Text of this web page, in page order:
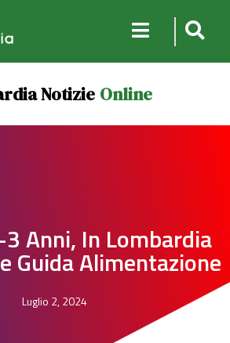
Notizie Online
Anni, In Lombardia
Guida Alimentazione
Luglio 2, 2024